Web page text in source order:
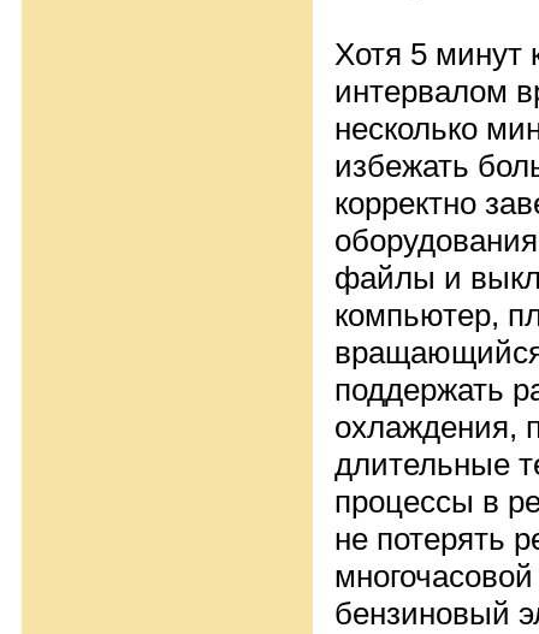
Хотя 5 минут
интервалом
несколько
избежать
корректно
файлы и
компьютер,
вращающийся
поддержать
охлаждения,
длительные
процессы в
не потерять
бензиновый